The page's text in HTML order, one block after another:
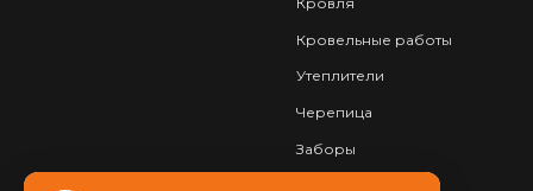
Кровельные работы
Утеплители
Черепица
Заборы